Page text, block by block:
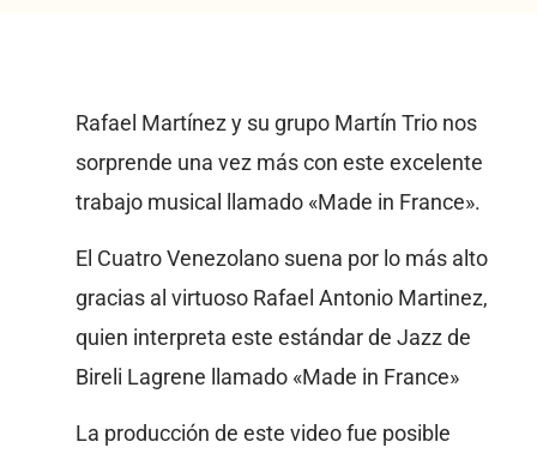
Rafael Martínez y su grupo Martín Trio nos
sorprende una vez más con este excelente
trabajo musical llamado «Made in France».
El Cuatro Venezolano suena por lo más alto
gracias al virtuoso Rafael Antonio Martinez,
quien interpreta este estándar de Jazz de
Bireli Lagrene llamado «Made in France»
La producción de este video fue posible